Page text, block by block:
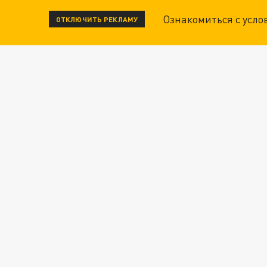
ОТКЛЮЧИТЬ РЕКЛАМУ Ознакомиться с